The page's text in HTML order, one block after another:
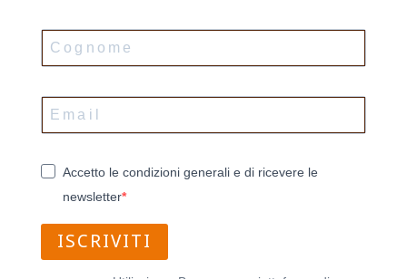
Accetto le condizioni generali e di ricevere le
newsletter
ISCRIVITI